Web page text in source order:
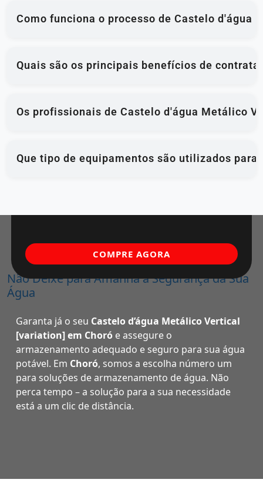
Como funciona o processo de Castelo d'água
Quais são os principais benefícios de
Os profissionais de Castelo d'água Metálico
Que tipo de equipamentos são utilizados
Não Deixe para Amanhã a Segurança da Sua
Água
Garanta já o seu Castelo d’água Metálico Vertical
[variation] em Choró e assegure o
armazenamento adequado e seguro para sua água
potável. Em Choró, somos a escolha número um
para soluções de armazenamento de água. Não
perca tempo – a solução para a sua necessidade
está a um clic de distância.
COMPRE AGORA